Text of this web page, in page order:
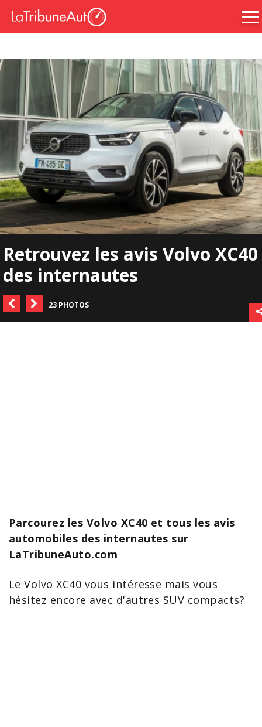
Retrouvez les avis Volvo XC40
des internautes
23 PHOTOS
Parcourez les Volvo XC40 et tous les avis
automobiles des internautes sur
LaTribuneAuto.com
Le Volvo XC40 vous intéresse mais vous
hésitez encore avec d'autres SUV compacts?